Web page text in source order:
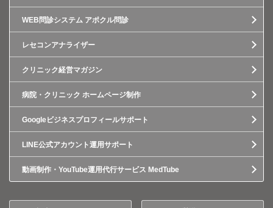
WEB問診システム アポクル問診
レセコンアナライザー
クリニック経営マガジン
病院・クリニック ホームページ制作
Googleビジネスプロフィールサポート
LINE公式アカウント運用サポート
動画制作・YouTube運用代行サービス MedTube